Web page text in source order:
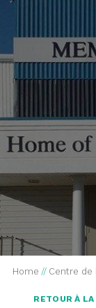
Home // Centre de
RETOUR À LA